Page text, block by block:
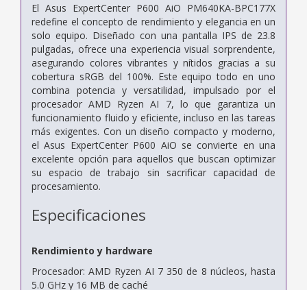
El Asus ExpertCenter P600 AiO PM640KA-BPC177X
redefine el concepto de rendimiento y elegancia en un
solo equipo. Diseñado con una pantalla IPS de 23.8
pulgadas, ofrece una experiencia visual sorprendente,
asegurando colores vibrantes y nítidos gracias a su
cobertura sRGB del 100%. Este equipo todo en uno
combina potencia y versatilidad, impulsado por el
procesador AMD Ryzen AI 7, lo que garantiza un
funcionamiento fluido y eficiente, incluso en las tareas
más exigentes. Con un diseño compacto y moderno,
el Asus ExpertCenter P600 AiO se convierte en una
excelente opción para aquellos que buscan optimizar
su espacio de trabajo sin sacrificar capacidad de
procesamiento.
Especificaciones
Rendimiento y hardware
Procesador: AMD Ryzen AI 7 350 de 8 núcleos, hasta
5.0 GHz y 16 MB de caché